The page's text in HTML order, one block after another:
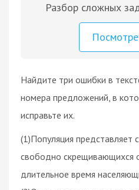
Разбор сложных
Найдите три ошибки в
номера предложений, в
исправьте их.
(1)Популяция представляет
свободно скрещивающихся
длительное время